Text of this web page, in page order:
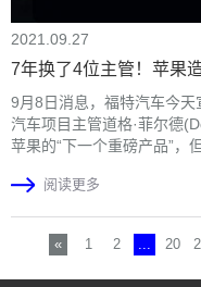
2021.09.27
7年换了4位主管！苹果
9月8日消息，福特汽车今天
汽车项目主管道格·菲尔德
苹果的“下一个重磅产品”，
阅读更多
« 1 2 20